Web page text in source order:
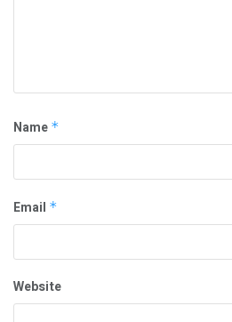
Name *
Email *
Website